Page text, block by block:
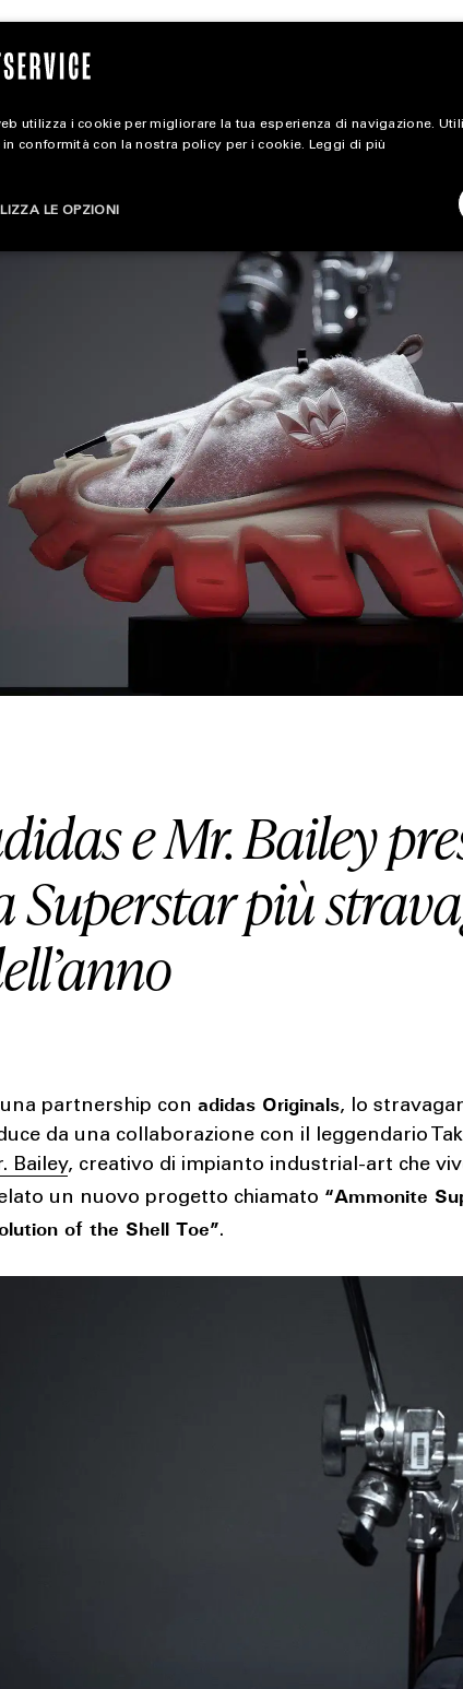
CARICA ALTRI
STYLE
FOOTWEAR
ACCESSORIES
e Mr. Bailey
Superstar più
una partnership conadidas Originals, lo
da una collaborazione con il leggendario
Bailey, creativo di impianto industrial-art che
un nuovo progetto chiamato “Ammonite
of the Shell Toe”.
utilizza i cookie per migliorare la tua esperienza di navigazione.
in conformità con la nostra policy per i cookie. Leggi di più
LE OPZIONI